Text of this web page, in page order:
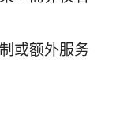
或额外服务